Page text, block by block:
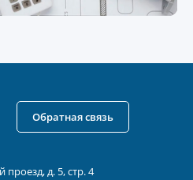
проезд, д. 5, стр. 4
Обратная связь